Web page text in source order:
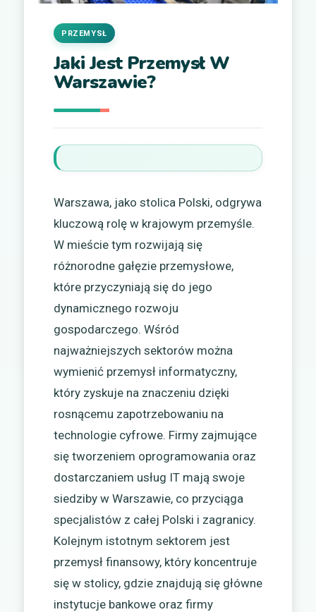
Jaki Jest Przemysł W
Warszawie?
PRZEMYSŁ
Warszawa, jako stolica Polski, odgrywa
kluczową rolę w krajowym przemyśle.
W mieście tym rozwijają się
różnorodne gałęzie przemysłowe,
które przyczyniają się do jego
dynamicznego rozwoju
gospodarczego. Wśród
najważniejszych sektorów można
wymienić przemysł informatyczny,
który zyskuje na znaczeniu dzięki
rosnącemu zapotrzebowaniu na
technologie cyfrowe. Firmy zajmujące
się tworzeniem oprogramowania oraz
dostarczaniem usług IT mają swoje
siedziby w Warszawie, co przyciąga
specjalistów z całej Polski i zagranicy.
Kolejnym istotnym sektorem jest
przemysł finansowy, który koncentruje
się w stolicy, gdzie znajdują się główne
instytucje bankowe oraz firmy